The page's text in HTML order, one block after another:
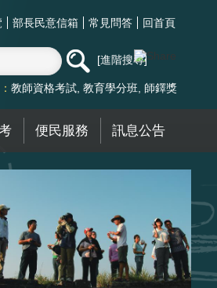
部長民意信箱 常見問答 回首頁
進階搜尋
教師資格考試 教育學分班 師鐸獎
便民服務 訊息公告